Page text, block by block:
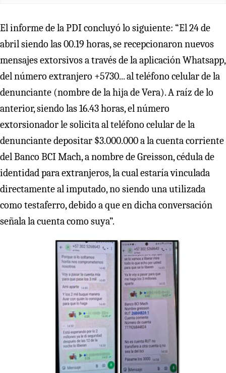
El informe de la PDI concluyó lo siguiente: “El 24 de
abril siendo las 00.19 horas, se recepcionaron nuevos
mensajes extorsivos a través de la aplicación Whatsapp,
del número extranjero +5730... al teléfono celular de la
denunciante (nombre de la hija de Vera). A raíz de lo
anterior, siendo las 16.43 horas, el número
extorsionador le solicita al teléfono celular de la
denunciante depositar $3.000.000 a la cuenta corriente
del Banco BCI Mach, a nombre de Greisson, cédula de
identidad para extranjeros, la cual estaría vinculada
directamente al imputado, no siendo una utilizada
como testaferro, debido a que en dicha conversación
señala la cuenta como suya”.